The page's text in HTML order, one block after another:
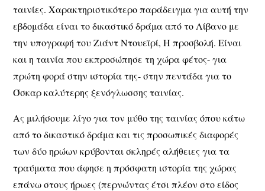
ταινίες. Χαρακτηριστικότερο παράδειγμα για αυτή την
εβδομάδα είναι το δικαστικό δράμα από το Λίβανο με
την υπογραφή του Ζιάντ Ντουεϊρί, Η προσβολή. Είναι
και η ταινία που εκπροσώπησε τη χώρα φέτος- για
πρώτη φορά στην ιστορία της- στην πεντάδα για το
Όσκαρ καλύτερης ξενόγλωσσης ταινίας.
Ας μιλήσουμε λίγο για τον μύθο της ταινίας όπου κάτω
από το δικαστικό δράμα και τις προσωπικές διαφορές
των δύο ηρώων κρύβονται σκληρές αλήθειες για τα
τραύματα που άφησε η πρόσφατη ιστορία της χώρας
επάνω στους ήρωες (περνώντας έτσι πλέον στο είδος